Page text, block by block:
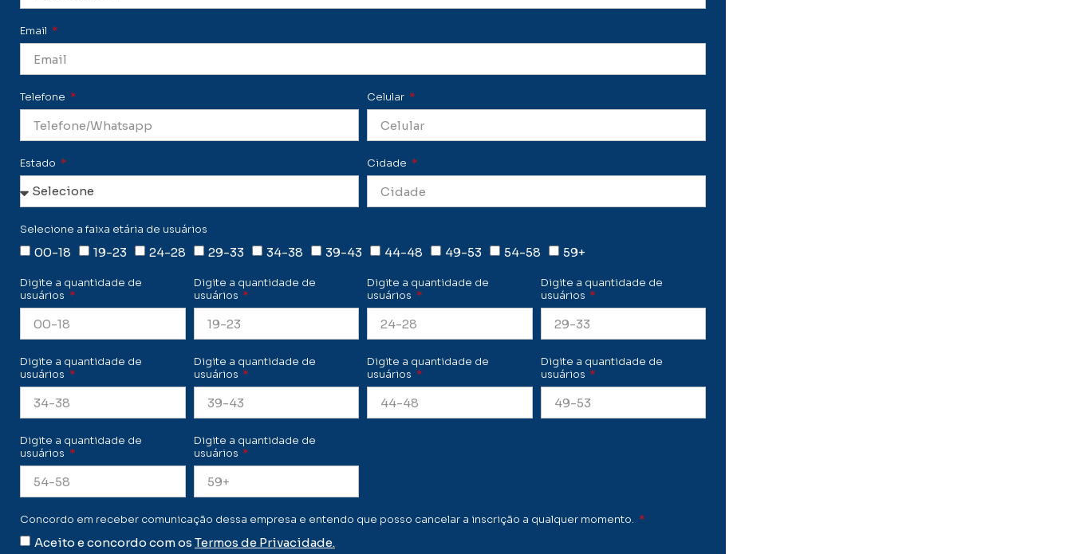
Email
Telefone Celular
Estado Cidade
Selecione a faixa etária de usuários
00-18 19-23 24-28 29-33 34-38 39-43 44-48 49-53 54-58 59+
Digite a quantidade de
usuários
Digite a quantidade de
usuários
Digite a quantidade de
usuários
Digite a quantidade de
usuários
Digite a quantidade de
usuários
Digite a quantidade de
usuários
Digite a quantidade de
usuários
Digite a quantidade de
usuários
Digite a quantidade de
usuários
Digite a quantidade de
usuários
Concordo em receber comunicação dessa empresa e entendo que posso cancelar a inscrição a qualquer momento.
Aceito e concordo com os Termos de Privacidade.